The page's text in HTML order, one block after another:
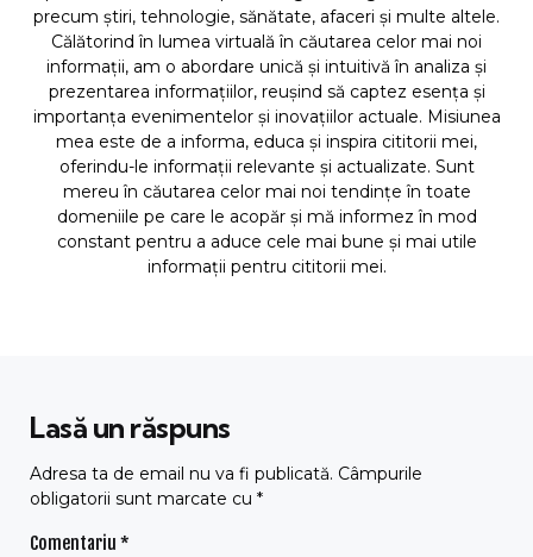
precum știri, tehnologie, sănătate, afaceri și multe altele.
Călătorind în lumea virtuală în căutarea celor mai noi
informații, am o abordare unică și intuitivă în analiza și
prezentarea informațiilor, reușind să captez esența și
importanța evenimentelor și inovațiilor actuale. Misiunea
mea este de a informa, educa și inspira cititorii mei,
oferindu-le informații relevante și actualizate. Sunt
mereu în căutarea celor mai noi tendințe în toate
domeniile pe care le acopăr și mă informez în mod
constant pentru a aduce cele mai bune și mai utile
informații pentru cititorii mei.
Lasă un răspuns
Adresa ta de email nu va fi publicată. Câmpurile
obligatorii sunt marcate cu *
Comentariu *